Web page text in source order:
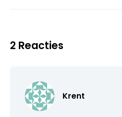
2 Reacties
Krent